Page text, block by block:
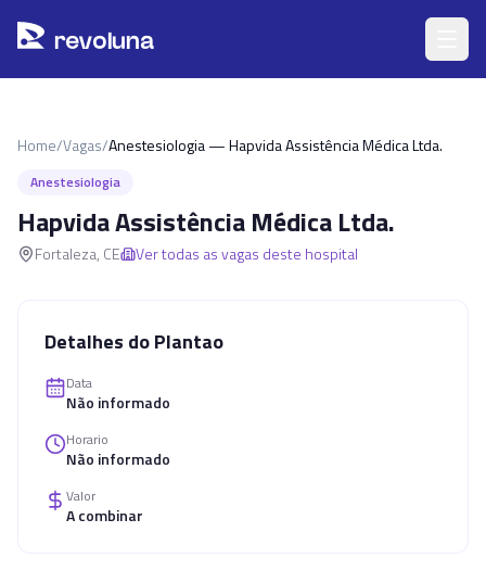
revoluna
Home/Vagas/Anestesiologia — Hapvida Assistência Médica Ltda.
Anestesiologia
Hapvida Assistência Médica Ltda.
Fortaleza, CE Ver todas as vagas deste hospital
Detalhes do Plantao
Data
Não informado
Horario
Não informado
Valor
A combinar